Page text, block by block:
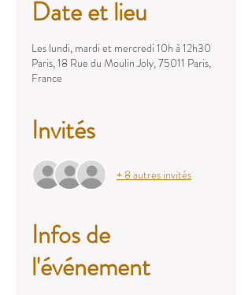
Date et lieu
Les lundi, mardi et mercredi 10h à 12h30
Paris, 18 Rue du Moulin Joly, 75011 Paris,
France
Invités
+ 8 autres invités
Infos de
l'événement